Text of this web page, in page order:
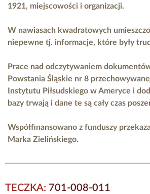
1921, miejscowości i organizacji.
W nawiasach kwadratowych
niepewne tj. informacje, które były
Prace nad odczytywaniem
Powstania Śląskie nr 8
Instytutu Piłsudskiego w Ameryce i
bazy trwają i dane te są cały czas
Współfinansowano z funduszy
Marka Zielińskiego.
TECZKA: 701-008-011